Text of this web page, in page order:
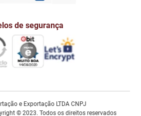
de segurança
e Exportação LTDA CNPJ
© 2023. Todos os direitos reservados